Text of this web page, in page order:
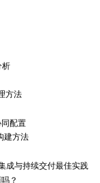
析
方法
配置
建方法
成与持续交付最佳实践
？